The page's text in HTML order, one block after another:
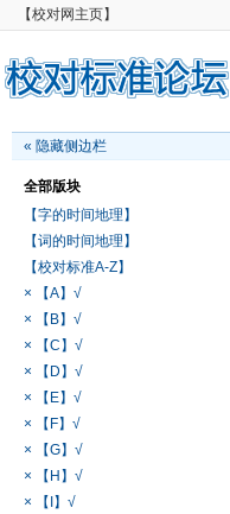
【校对网主页】
« 隐藏侧边栏
全部版块
【字的时间地理】
【词的时间地理】
【校对标准A-Z】
× 【A】√
× 【B】√
× 【C】√
× 【D】√
× 【E】√
× 【F】√
× 【G】√
× 【H】√
× 【I】√